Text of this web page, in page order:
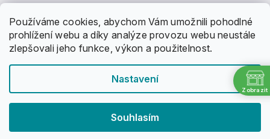
Používáme cookies, abychom Vám umožnili pohodlné
prohlížení webu a díky analýze provozu webu neustále
zlepšovali jeho funkce, výkon a použitelnost.
Nastavení
Souhlasím
Všeobecné informace
Nakódoval Pavel Kuneš
Vytvořil Shoptet
Zobrazit